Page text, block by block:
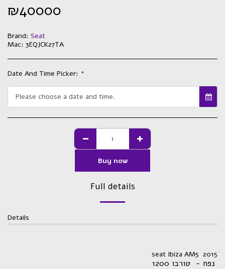
₪40000
Brand: Seat
Mac: 3EQJCK27TA
Date And Time Picker: *
Please choose a date and time.
Buy now
Full details
Details
seat Ibiza AM5 2015